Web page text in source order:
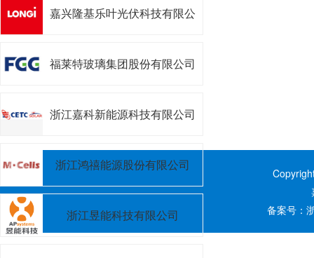
嘉兴隆基乐叶光伏科技有限公
福莱特玻璃集团股份有限公司
浙江嘉科新能源科技有限公司
浙江鸿禧能源股份有限公司
浙江昱能科技有限公司
备案号：